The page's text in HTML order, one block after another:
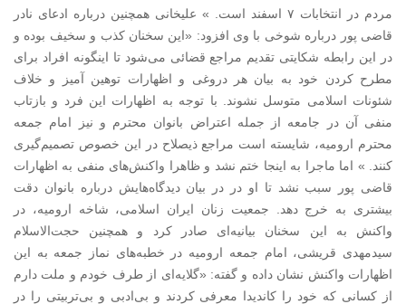
مردم در انتخابات ۷ اسفند است. » علیخانی همچنین درباره ادعای نادر
قاضی پور درباره شوخی با وی افزود: «این سخنان کذب و سخیف بوده و
در این رابطه شکایتی تقدیم مراجع قضائی می‌شود تا اینگونه افراد برای
مطرح کردن خود به بیان هر دروغی و اظهارات توهین آمیز و خلاف
شئونات اسلامی متوسل نشوند. با توجه به اظهارات این فرد و بازتاب
منفی آن در جامعه از جمله اعتراض بانوان محترم و نیز امام جمعه
محترم ارومیه، شایسته است مراجع ذیصلاح در این خصوص تصمیم‌گیری
کنند. » اما ماجرا به اینجا ختم نشد و ظاهرا واکنش‌های منفی به اظهارات
قاضی پور سبب نشد تا او در در بیان دیدگاه‌هایش درباره بانوان دقت
بیشتری به خرج دهد. جمعیت زنان ایران اسلامی، شاخه‌ ارومیه، د‌ر
واکنش به این سخنان بیانیه‌ای صاد‌ر کرد‌ و همچنین حجت‌الاسلام
سید‌مهد‌ی قریشی، امام ‌جمعه‌ ارومیه د‌ر خطبه‌های نماز جمعه به این
اظهارات واکنش نشان د‌اد‌ه و گفته: «گلایه‌ای از طرف خود‌م و ملت د‌ارم
از کسانی که خود‌ را کاند‌ید‌ا معرفی کرد‌ند‌ و بی‌اد‌بی و بی‌تربیتی را د‌ر